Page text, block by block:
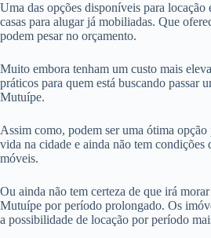
Uma das opções disponíveis para locação
casas para alugar já mobiliadas. Que
podem pesar no orçamento.
Muito embora tenham um custo mais
práticos para quem está buscando passar
Mutuípe.
Assim como, podem ser uma ótima
vida na cidade e ainda não tem condições
móveis.
Ou ainda não tem certeza de que irá
Mutuípe por período prolongado. Os
a possibilidade de locação por período